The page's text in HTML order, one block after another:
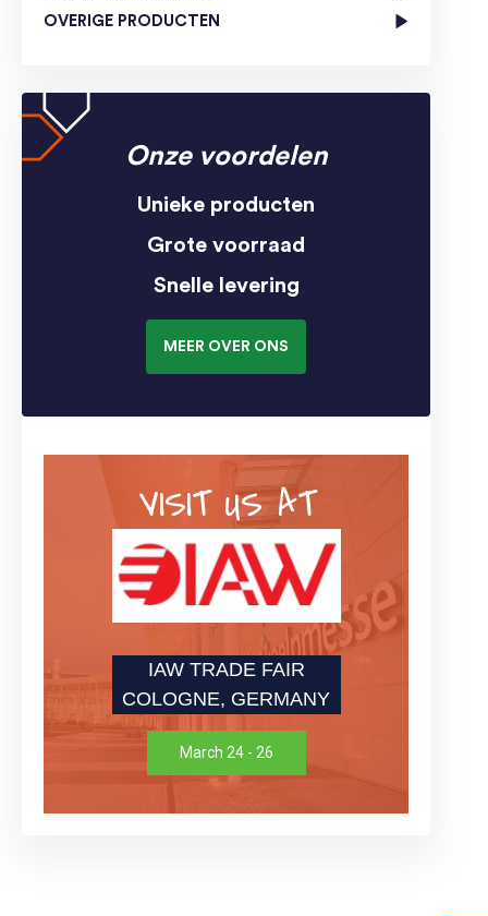
OVERIGE PRODUCTEN
Onze voordelen
Unieke producten
Grote voorraad
Snelle levering
MEER OVER ONS
VISIT US AT
IAW TRADE FAIR
COLOGNE, GERMANY
March 24 - 26